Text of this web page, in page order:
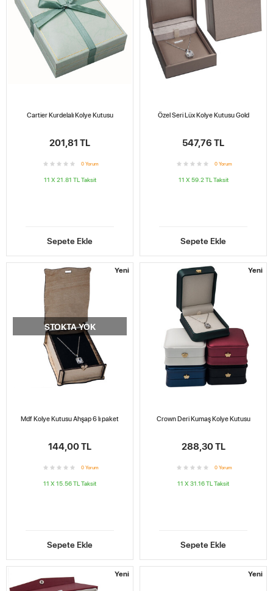
Cartier Kurdelalı Kolye Kutusu
201,81 TL
0 Yorum
11 X 21.81 TL Taksit
Sepete Ekle
Özel Seri Lüx Kolye Kutusu Gold
547,76 TL
0 Yorum
11 X 59.2 TL Taksit
Sepete Ekle
Yeni
STOKTA YOK
Mdf Kolye Kutusu Ahşap 6 lı paket
144,00 TL
0 Yorum
11 X 15.56 TL Taksit
Sepete Ekle
Yeni
Crown Deri Kumaş Kolye Kutusu
288,30 TL
0 Yorum
11 X 31.16 TL Taksit
Sepete Ekle
Yeni Yeni